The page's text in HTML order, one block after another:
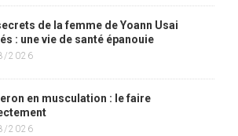
de la femme de Yoann Usai
: une vie de santé épanouie
2026
en musculation : le faire
2026